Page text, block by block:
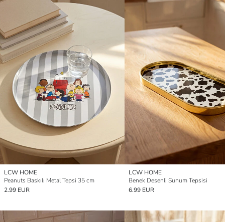
LCW HOME
Peanuts Baskılı Metal Tepsi 35 cm
2.99 EUR
LCW HOME
Benek Desenli Sunum Tepsisi
6.99 EUR